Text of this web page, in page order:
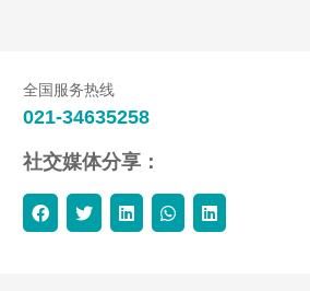
全国服务热线
021-34635258
社交媒体分享：